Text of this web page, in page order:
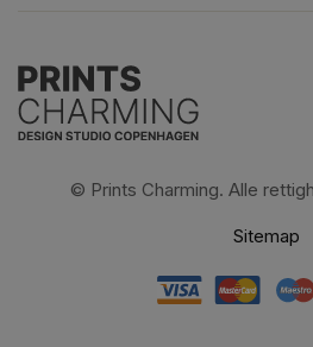
© Prints Charming. Alle
Sitemap